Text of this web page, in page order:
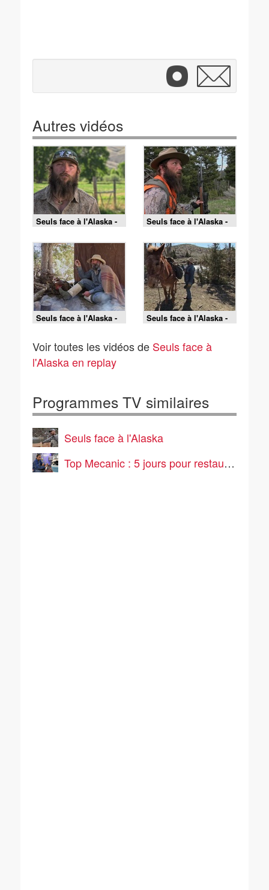
Autres vidéos
Seuls face à l'Alaska -
S9E14 - Profits en vue
Seuls face à l'Alaska -
S9E13 - Les beaux
jours arrivent
Seuls face à l'Alaska -
S9E12 - Jackpot en vue
Seuls face à l'Alaska -
S9E11 - La ruée vers
Voir toutes les vidéos de Seuls face à
l'Alaska en replay
Programmes TV similaires
Seuls face à l'Alaska
Top Mecanic : 5 jours pour restaurer une épave